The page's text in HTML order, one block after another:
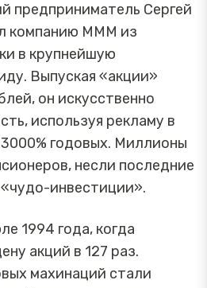
предприниматель Сергей
компанию МММ из
в крупнейшую
Выпуская «акции»
он искусственно
используя рекламу в
годовых. Миллионы
несли последние
инвестиции».
1994 года, когда
акций в 127 раз.
махинаций стали